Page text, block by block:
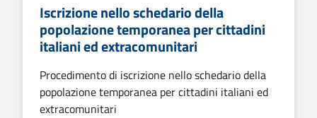
Iscrizione nello schedario della
popolazione temporanea per cittadini
italiani ed extracomunitari
Procedimento di iscrizione nello schedario della
popolazione temporanea per cittadini italiani ed
extracomunitari